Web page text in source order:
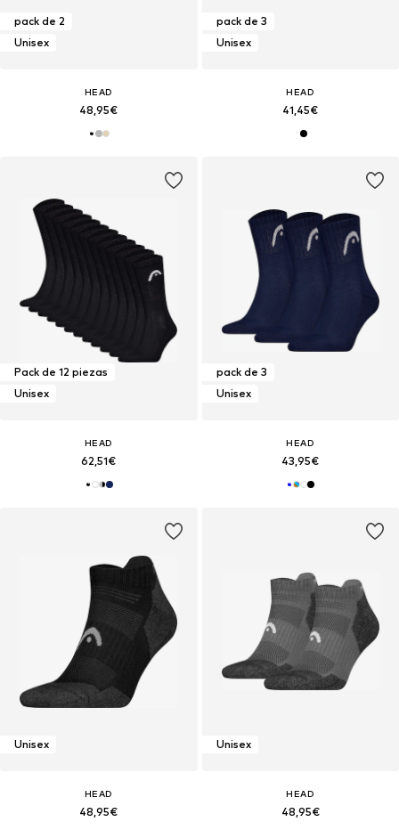
pack de 2
Unisex
HEAD
48,95€
pack de 3
Unisex
HEAD
41,45€
Pack de 12 piezas
Unisex
HEAD
62,51€
pack de 3
Unisex
HEAD
43,95€
Unisex
HEAD
48,95€
Unisex
HEAD
48,95€